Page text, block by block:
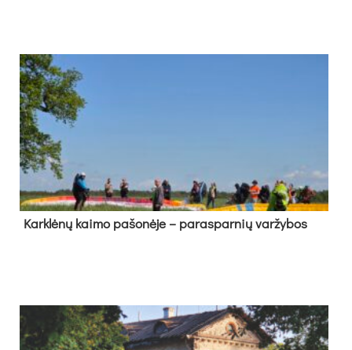
Kark­lė­nų kai­mo pa­šo­nė­je – pa­ras­par­nių var­žy­bos